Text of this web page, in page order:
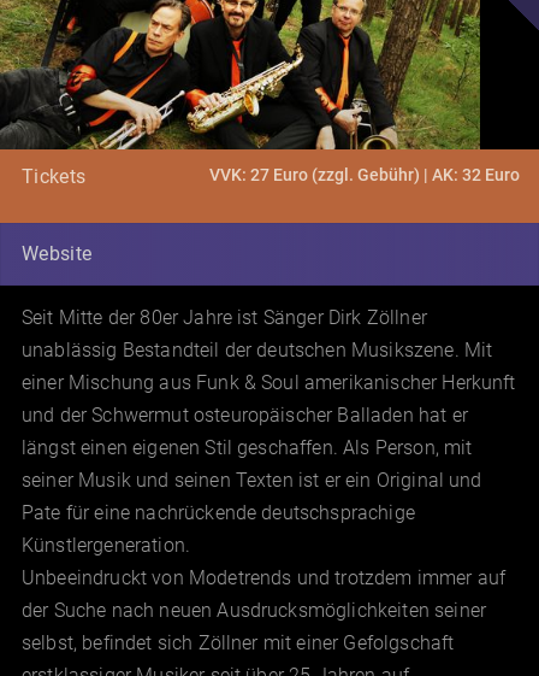
Tickets VVK: 27 Euro (zzgl. Gebühr) | AK: 32 Euro
Website
Seit Mitte der 80er Jahre ist Sänger Dirk Zöllner
unablässig Bestandteil der deutschen Musikszene. Mit
einer Mischung aus Funk & Soul amerikanischer Herkunft
und der Schwermut osteuropäischer Balladen hat er
längst einen eigenen Stil geschaffen. Als Person, mit
seiner Musik und seinen Texten ist er ein Original und
Pate für eine nachrückende deutschsprachige
Künstlergeneration.
Unbeeindruckt von Modetrends und trotzdem immer auf
der Suche nach neuen Ausdrucksmöglichkeiten seiner
selbst, befindet sich Zöllner mit einer Gefolgschaft